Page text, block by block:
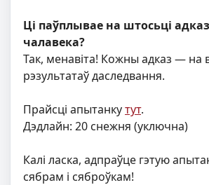
Ці паўплывае на штосьці
чалавека?
Так, менавіта! Кожны адказ — на
рэзультатаў даследвання.
Прайсці апытанкутут.
Дэдлайн: 20 снежня (уключна)
Калі ласка, адпраўце гэтую
сябрам і сяброўкам!